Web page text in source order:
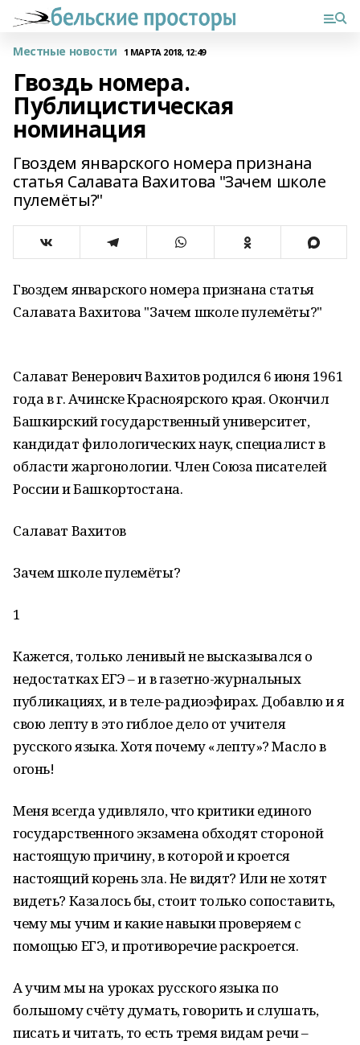
Местные новости 1 МАРТА 2018, 12:49
Гвоздь номера.
Публицистическая
номинация
Гвоздем январского номера признана
статья Салавата Вахитова "Зачем школе
пулемёты?"
Гвоздем январского номера признана статья
Салавата Вахитова "Зачем школе пулемёты?"
Салават Венерович Вахитов родился 6 июня 1961
года в г. Ачинске Красноярского края. Окончил
Башкирский государственный университет,
кандидат филологических наук, специалист в
области жаргонологии. Член Союза писателей
России и Башкортостана.
Салават Вахитов
Зачем школе пулемёты?
1
Кажется, только ленивый не высказывался о
недостатках ЕГЭ – и в газетно-журнальных
публикациях, и в теле-радиоэфирах. Добавлю и я
свою лепту в это гиблое дело от учителя
русского языка. Хотя почему «лепту»? Масло в
огонь!
Меня всегда удивляло, что критики единого
государственного экзамена обходят стороной
настоящую причину, в которой и кроется
настоящий корень зла. Не видят? Или не хотят
видеть? Казалось бы, стоит только сопоставить,
чему мы учим и какие навыки проверяем с
помощью ЕГЭ, и противоречие раскроется.
А учим мы на уроках русского языка по
большому счёту думать, говорить и слушать,
писать и читать, то есть тремя видам речи –